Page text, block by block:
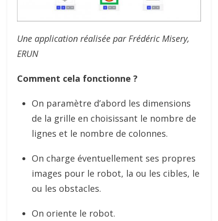
Une application réalisée par Frédéric Misery,
ERUN
Comment cela fonctionne ?
On paramètre d’abord les dimensions
de la grille en choisissant le nombre de
lignes et le nombre de colonnes.
On charge éventuellement ses propres
images pour le robot, la ou les cibles, le
ou les obstacles.
On oriente le robot.